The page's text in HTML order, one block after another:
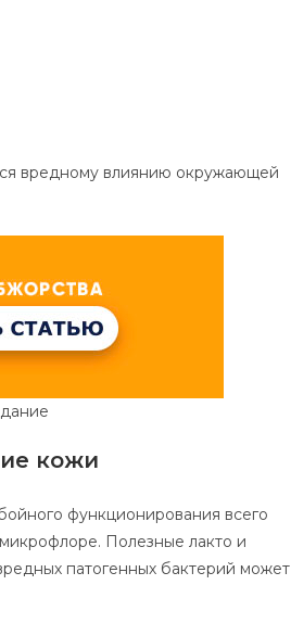
вредному влиянию окружающей
кожи
функционирования всего
Полезные лакто и
патогенных бактерий может